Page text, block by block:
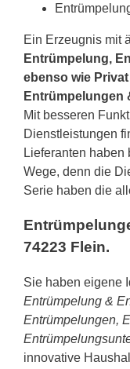
Ein Erzeugnis mit
Entrümpelung,
ebenso wie
Entrümpelungen
Mit besseren
Dienstleistungen
Lieferanten
Wege, denn die
Serie haben die
74223 Flein.
Sie haben eigene
Entrümpelung &
Entrümpelungen,
innovative